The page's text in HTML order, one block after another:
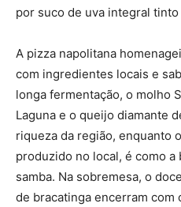
por suco de uva integral
A pizza napolitana
com ingredientes locais e
longa fermentação, o molho
Laguna e o queijo diamante
riqueza da região, enquanto
produzido no local, é como a
samba. Na sobremesa, o
de bracatinga encerram com